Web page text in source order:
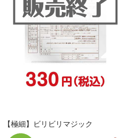
【極細】ビリビリマジック